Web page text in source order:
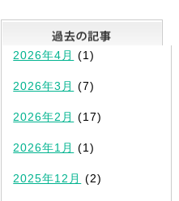
最新記事一覧
2026年4月 (1)
2026年3月 (7)
2026年2月 (17)
2026年1月 (1)
2025年12月 (2)